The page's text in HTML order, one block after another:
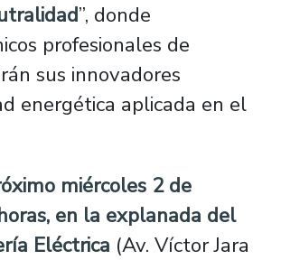
”, donde
profesionales de
sus innovadores
energética aplicada en el
miércoles 2 de
en la explanada del
Eléctrica (Av. Víctor Jara